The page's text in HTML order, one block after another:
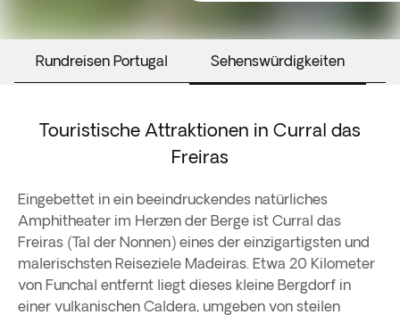
Rundreisen Portugal Sehenswürdigkeiten
Touristische Attraktionen in Curral das
Freiras
Eingebettet in ein beeindruckendes natürliches
Amphitheater im Herzen der Berge ist Curral das
Freiras (Tal der Nonnen) eines der einzigartigsten und
malerischsten Reiseziele Madeiras. Etwa 20 Kilometer
von Funchal entfernt liegt dieses kleine Bergdorf in
einer vulkanischen Caldera, umgeben von steilen